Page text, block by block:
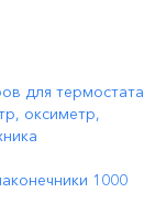
для термостата
оксиметр,
1000